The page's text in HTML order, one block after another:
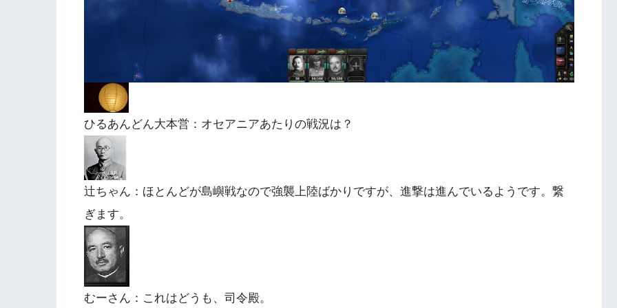
ひるあんどん大本営：オセアニアあたりの戦況は？
辻ちゃん：ほとんどが島嶼戦なので強襲上陸ばかりですが、進撃は進んでいるようです。繋
ぎます。
むーさん：これはどうも、司令殿。